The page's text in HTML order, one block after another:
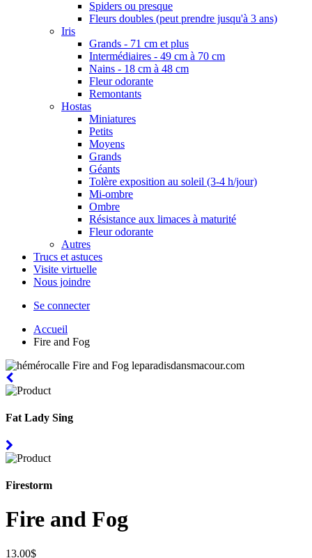
Spiders ou presque
Fleurs doubles (peut prendre jusqu'à 3 ans)
Iris
Grands - 71 cm et plus
Intermédiaires - 49 cm à 70 cm
Nains - 18 cm à 48 cm
Fleur odorante
Remontants
Hostas
Miniatures
Petits
Moyens
Grands
Géants
Tolère exposition au soleil (3-4 h/jour)
Mi-ombre
Ombre
Résistance aux limaces à maturité
Fleur odorante
Autres
Trucs et astuces
Visite virtuelle
Nous joindre
Se connecter
Accueil
Fire and Fog
Fat Lady Sing
Firestorm
Fire and Fog
13.00$